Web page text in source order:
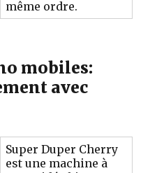
même ordre.
mobiles:
avec
Super Duper Cherry
est une machine à